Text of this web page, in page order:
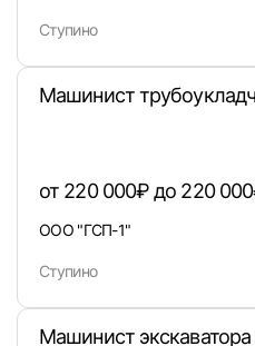
Вход в
E-mail или
Пароль
Ступино
Машинист
от 220 000₽ до 220
ООО "ГСП-1"
Ступино
Машинист экскаватора